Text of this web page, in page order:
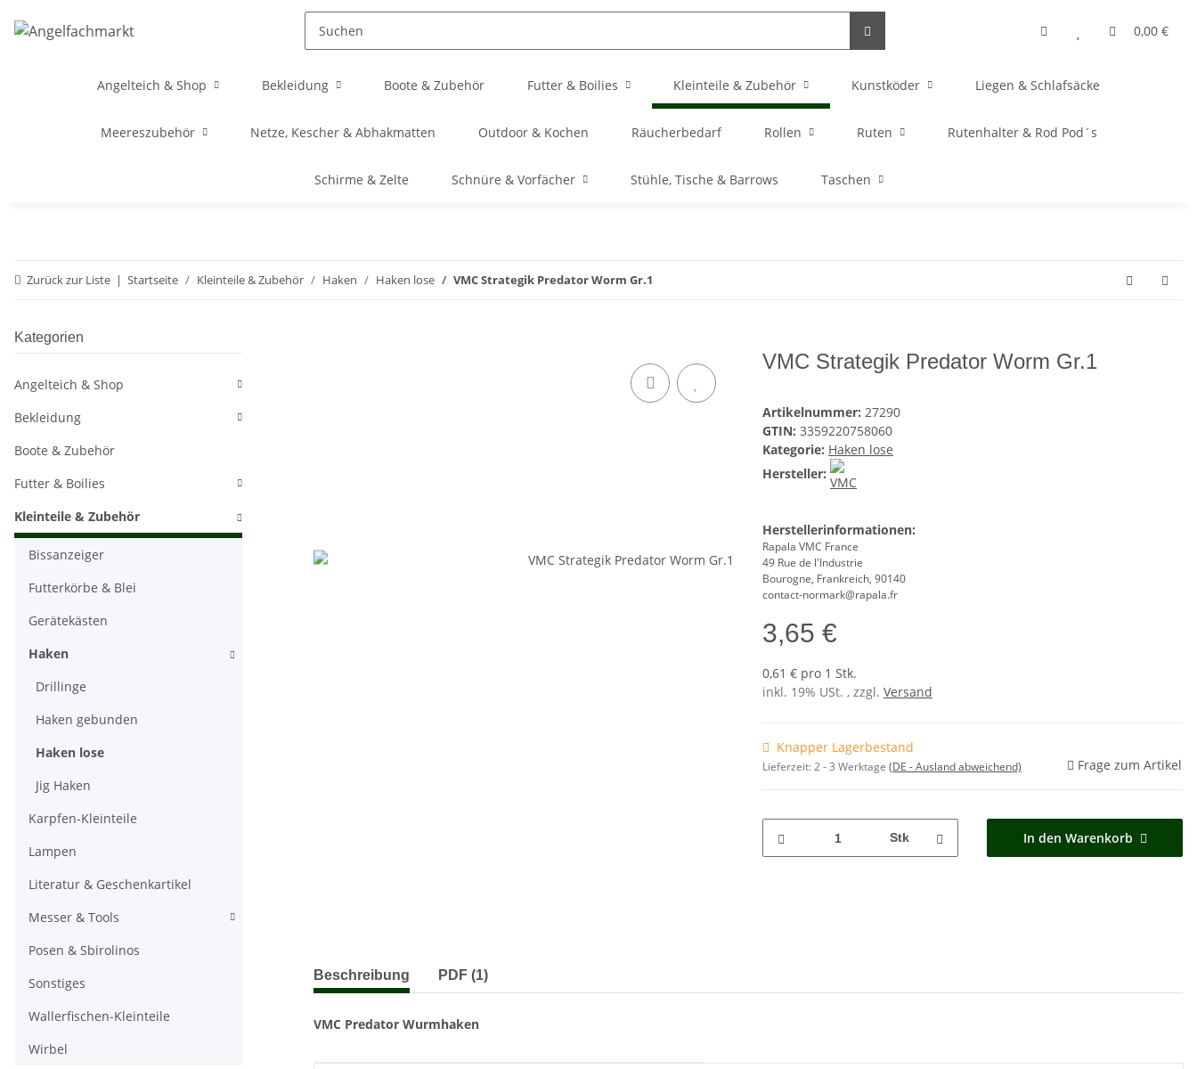
0,00 €
Angelteich & Shop Bekleidung Boote & Zubehör Futter & Boilies Kleinteile & Zubehör Kunstköder Liegen & Schlafsäcke
Meereszubehör Netze, Kescher & Abhakmatten Outdoor & Kochen Räucherbedarf Rollen Ruten Rutenhalter & Rod Pod´s
Schirme & Zelte Schnüre & Vorfächer Stühle, Tische & Barrows Taschen
Zurück zur Liste Startseite Kleinteile & Zubehör Haken Haken lose VMC Strategik Predator Worm Gr.1
VMC Strategik Predator Worm Gr.1
Artikelnummer: 27290
GTIN: 3359220758060
Kategorie: Haken lose
Hersteller:
Herstellerinformationen:
Rapala VMC France
49 Rue de l'Industrie
Bourogne, Frankreich, 90140
contact-normark@rapala.fr
3,65 €
0,61 € pro 1 Stk.
inkl. 19% USt. , zzgl. Versand
Knapper Lagerbestand
Lieferzeit:2 - 3 Werktage (DE - Ausland abweichend) Frage zum Artikel
Stk In den Warenkorb
weitere Registerkarten anzeigen
Beschreibung PDF (1)
VMC Predator Wurmhaken
Kategorien
Angelteich & Shop
Bekleidung
Boote & Zubehör
Futter & Boilies
Kleinteile & Zubehör
Bissanzeiger
Futterkörbe & Blei
Gerätekästen
Haken
Drillinge
Haken gebunden
Haken lose
Jig Haken
Karpfen-Kleinteile
Lampen
Literatur & Geschenkartikel
Messer & Tools
Posen & Sbirolinos
Sonstiges
Wallerfischen-Kleinteile
Wirbel